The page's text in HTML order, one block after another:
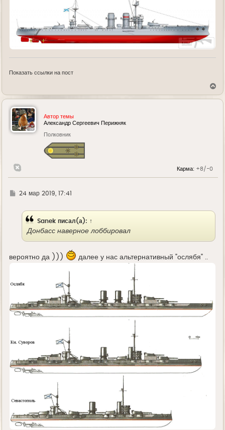
Показать ссылки на пост
р
а
Автор темы
Александр Сергеевич Перижняк
Полковник
Карма: +8/-0
Г24 мар 2019, 17:41
Sanek писал(а): ↑
Донбасс наверное лоббировал
вероятно да ))) далее у нас альтернативный "ослябя" ..